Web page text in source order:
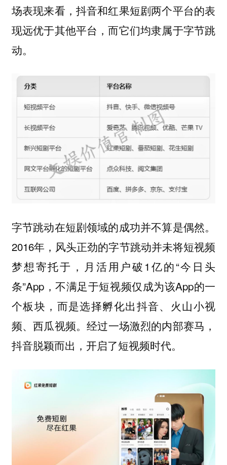
场表现来看，抖音和红果短剧两个平台的表
现远优于其他平台，而它们均隶属于字节跳
动。
字节跳动在短剧领域的成功并不算是偶然。
2016年，风头正劲的字节跳动并未将短视频
梦想寄托于，月活用户破1亿的“今日头
条”App，不满足于短视频仅成为该App的一
个板块，而是选择孵化出抖音、火山小视
频、西瓜视频。经过一场激烈的内部赛马，
抖音脱颖而出，开启了短视频时代。